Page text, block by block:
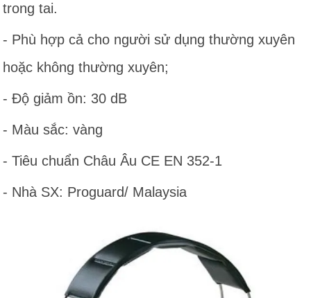
trong tai.
- Phù hợp cả cho người sử dụng thường xuyên
hoặc không thường xuyên;
- Độ giảm ồn: 30 dB
- Màu sắc: vàng
- Tiêu chuẩn Châu Âu CE EN 352-1
- Nhà SX: Proguard/ Malaysia